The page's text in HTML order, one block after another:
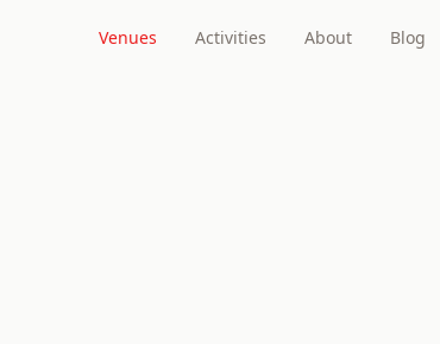
Venues Activities About Blog